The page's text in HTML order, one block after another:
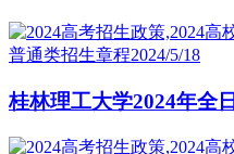
普通类招生章程2024/5/18
桂林理工大学2024年全